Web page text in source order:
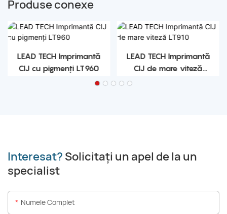
Produse conexe
LEAD TECH Imprimantă
CIJ cu pigmenți LT960
LEAD TECH Imprimantă
CIJ de mare viteză
Interesat? Solicitați un apel de la un
specialist
Numele Complet